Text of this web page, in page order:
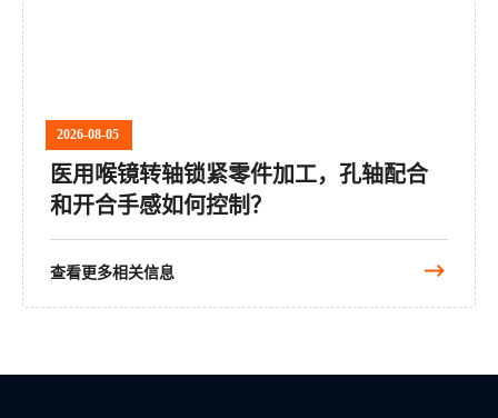
2026-08-05
医用喉镜转轴锁紧零件加工，孔轴配合
和开合手感如何控制？
查看更多相关信息